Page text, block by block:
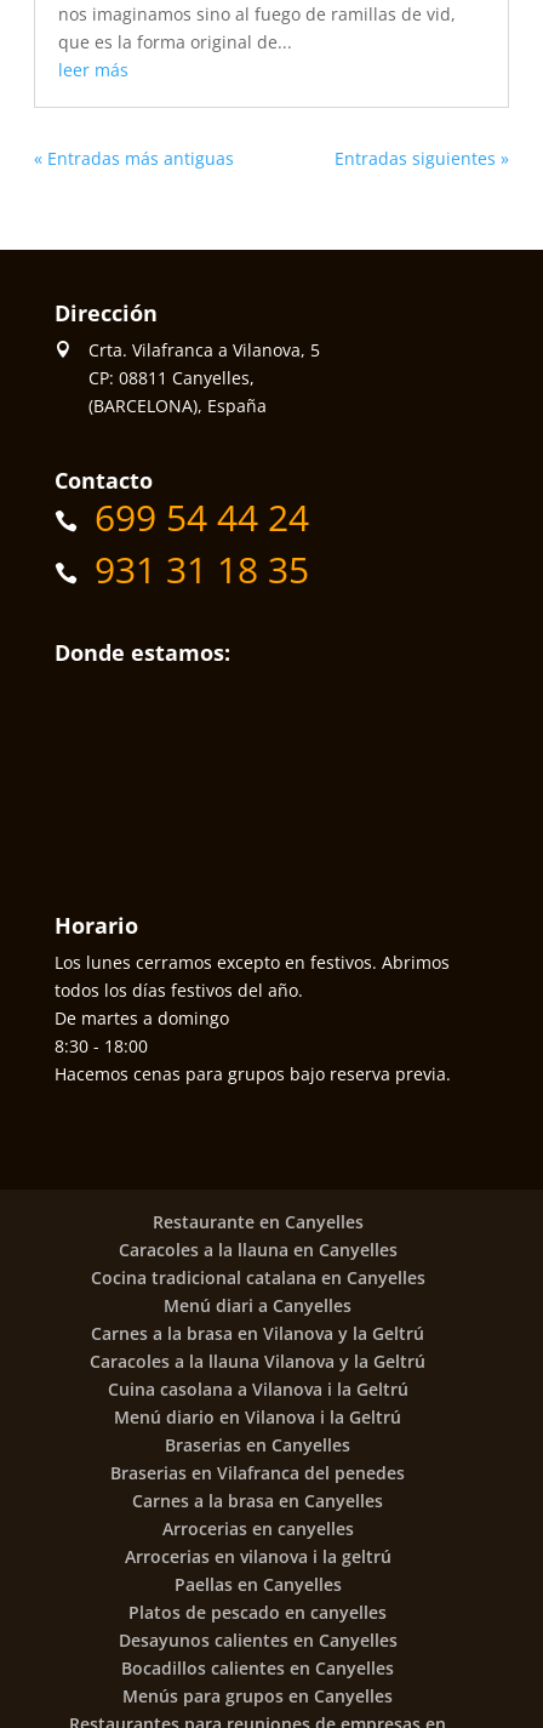
nos imaginamos sino al fuego de ramillas de vid,
que es la forma original de...
leer más
« Entradas más antiguas Entradas siguientes »
Dirección
Crta. Vilafranca a Vilanova, 5
CP: 08811 Canyelles,
(BARCELONA), España
Contacto
699 54 44 24
931 31 18 35
Donde estamos:
Horario
Los lunes cerramos excepto en festivos. Abrimos
todos los días festivos del año.
De martes a domingo
8:30 - 18:00
Hacemos cenas para grupos bajo reserva previa.
Restaurante en Canyelles
Caracoles a la llauna en Canyelles
Cocina tradicional catalana en Canyelles
Menú diari a Canyelles
Carnes a la brasa en Vilanova y la Geltrú
Caracoles a la llauna Vilanova y la Geltrú
Cuina casolana a Vilanova i la Geltrú
Menú diario en Vilanova i la Geltrú
Braserias en Canyelles
Braserias en Vilafranca del penedes
Carnes a la brasa en Canyelles
Arrocerias en canyelles
Arrocerias en vilanova i la geltrú
Paellas en Canyelles
Platos de pescado en canyelles
Desayunos calientes en Canyelles
Bocadillos calientes en Canyelles
Menús para grupos en Canyelles